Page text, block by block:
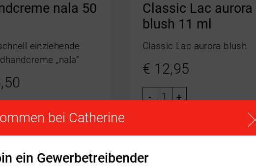
nala 50
einziehende
„nala“
Classic Lac aurora
blush 11 ml
Classic Lac aurora blush
€ 12,95
+
-
bei Catherine
ein Gewerbetreibender